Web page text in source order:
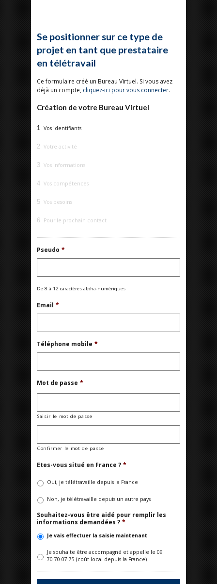
Se positionner sur ce type de
projet en tant que prestataire
en télétravail
Ce formulaire créé un Bureau Virtuel. Si vous avez
déjà un compte, cliquez-ici pour vous connecter.
Création de votre Bureau Virtuel
1 Vos identifiants
2 Votre activité
3 Vos informations
4 Vos compétences
5 Vos besoins
6 Pour le prochain contact
Pseudo *
De 8 à 12 caractères alpha-numériques
Email *
Téléphone mobile *
Mot de passe *
Saisir le mot de passe
Confirmer le mot de passe
Etes-vous situé en France ? *
Oui, je télétravaille depuis la France
Non, je télétravaille depuis un autre pays
Souhaitez-vous être aidé pour remplir les
informations demandées ? *
Je vais effectuer la saisie maintenant
Je souhaite être accompagné et appelle le 09
70 70 07 75 (coût local depuis la France)